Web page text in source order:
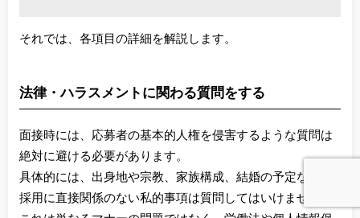
それでは、各項目の詳細を解説します。
法律・ハラスメントに関わる質問をする
面接時には、応募者の基本的人権を侵害するような質問は
絶対に避ける必要があります。
具体的には、出身地や宗教、家族構成、結婚の予定など、
採用に直接関係のない私的事項は質問してはいけません。